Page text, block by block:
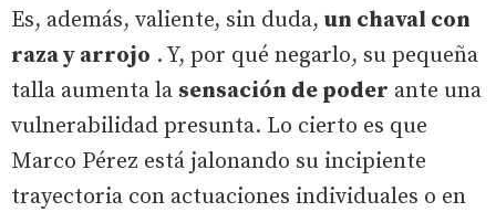
Es, además, valiente, sin duda, un chaval con
raza y arrojo . Y, por qué negarlo, su pequeña
talla aumenta la sensación de poder ante una
vulnerabilidad presunta. Lo cierto es que
Marco Pérez está jalonando su incipiente
trayectoria con actuaciones individuales o en